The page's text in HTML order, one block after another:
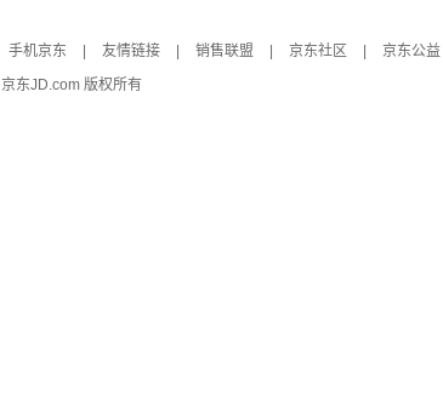
手机京东 友情链接 销售联盟 京东社区
京东公益
京东JD.com 版权所有